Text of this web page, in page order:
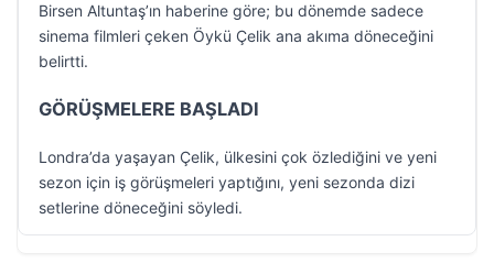
Birsen Altuntaş’ın haberine göre; bu dönemde sadece
sinema filmleri çeken Öykü Çelik ana akıma döneceğini
belirtti.
GÖRÜŞMELERE BAŞLADI
Londra’da yaşayan Çelik, ülkesini çok özlediğini ve yeni
sezon için iş görüşmeleri yaptığını, yeni sezonda dizi
setlerine döneceğini söyledi.